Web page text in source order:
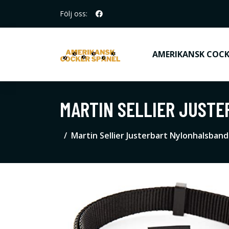
Följ oss:
AMERIKANSK
MARTIN SELLIER
Martin Sellier Justerbart